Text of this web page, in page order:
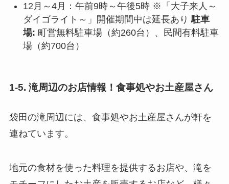
12月～4月：午前9時～午後5時 ※「大子来人～
ダイゴライト～」開催期間中は延長あり駐車
場: 町営無料駐車場（約260台）、民間有料駐車
場（約700台）
1-5. 滝周辺のお店情報！食事処やお土産屋さん
袋田の滝周辺には、食事処やお土産屋さんが軒を
連ねています。
地元の食材を使った料理を提供するお店や、滝を